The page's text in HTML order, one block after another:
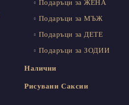
Подаръци за ЖЕНА
Подаръци за МЪЖ
Подаръци за ДЕТЕ
Подаръци за ЗОДИИ
Налични
Рисувани Саксии